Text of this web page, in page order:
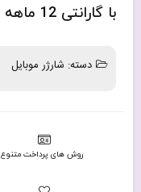
با گارانتی 12 ماهه شرکتی
دسته: شارژر موبایل
روش های پرداخت متنوع